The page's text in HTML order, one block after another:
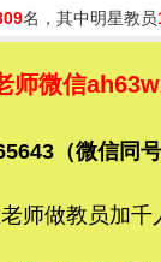
名，其中明星教员
师微信
（微信同
师做教员加